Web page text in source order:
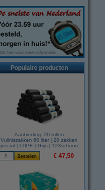
Populaire producten
Aanbieding: 20 rollen
Vuilniszakken 60 liter | 20 zakken
per rol | LDPE | Grijs | 123schoon
€ 47,50